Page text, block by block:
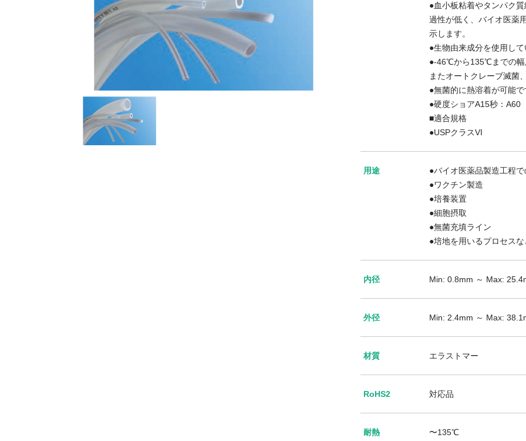
●血小板粘着やタンパク
過性が低く、バイオ医薬
示します。
●生物由来成分を使用し
●-46℃から135℃までの幅
またオートクレーブ滅菌
●無菌的に熱溶着が可能で
●硬度ショアA15秒：A60
■適合規格
●USPクラスVI
用途
●バイオ医薬品製造工程
●ワクチン製造
●培養装置
●細胞摂取
●無菌充填ライン
●培地を用いるプロセスな
内径 Min: 0.8mm ～ Max:
外径 Min: 2.4mm ～ Max:
材質 エラストマー
RoHS2 対応品
耐熱 〜135℃